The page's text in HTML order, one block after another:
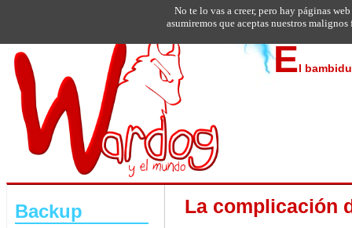
El
Backup La complicación
No te lo vas a creer, pero hay páginas
asumiremos que aceptas nuestros